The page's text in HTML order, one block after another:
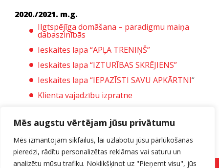
Mēs augstu vērtējam jūsu privātumu
Mēs izmantojam sīkfailus, lai uzlabotu jūsu pārlūkošanas
pieredzi, rādītu personalizētas reklāmas vai saturu un
analizētu mūsu trafiku. Noklikšķinot uz "Pieņemt visu", jūs
2020./2021. m.g.
Ilgtspējīga domāšana – paradigmu maiņa
dabaszinībās
Ieskaites lapa “APĻA TRENIŅŠ”
Ieskaites lapa “IZTURĪBAS SKRĒJIENS”
Ieskaites lapa “IEPAZĪSTI SAVU APKĀRTNI“
Klienta vajadzību izpratne
Frizūru dizains un kompozīcija
Metodiskais darbs “Ķīmiskie ilgviļņi”
Noslēguma darbs “K. Skalbes daiļrade”